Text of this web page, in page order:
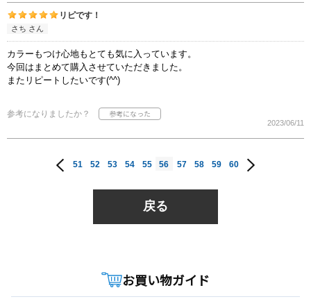
リピです！
さち さん
カラーもつけ心地もとても気に入っています。
今回はまとめて購入させていただきました。
またリピートしたいです(^^)
参考になりましたか？
2023/06/11
51 52 53 54 55 56 57 58 59 60
戻る
お買い物ガイド